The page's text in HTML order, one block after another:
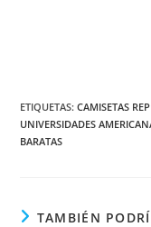
ETIQUETAS:CAMISETAS
UNIVERSIDADES
BARATAS
TAMBIÉN